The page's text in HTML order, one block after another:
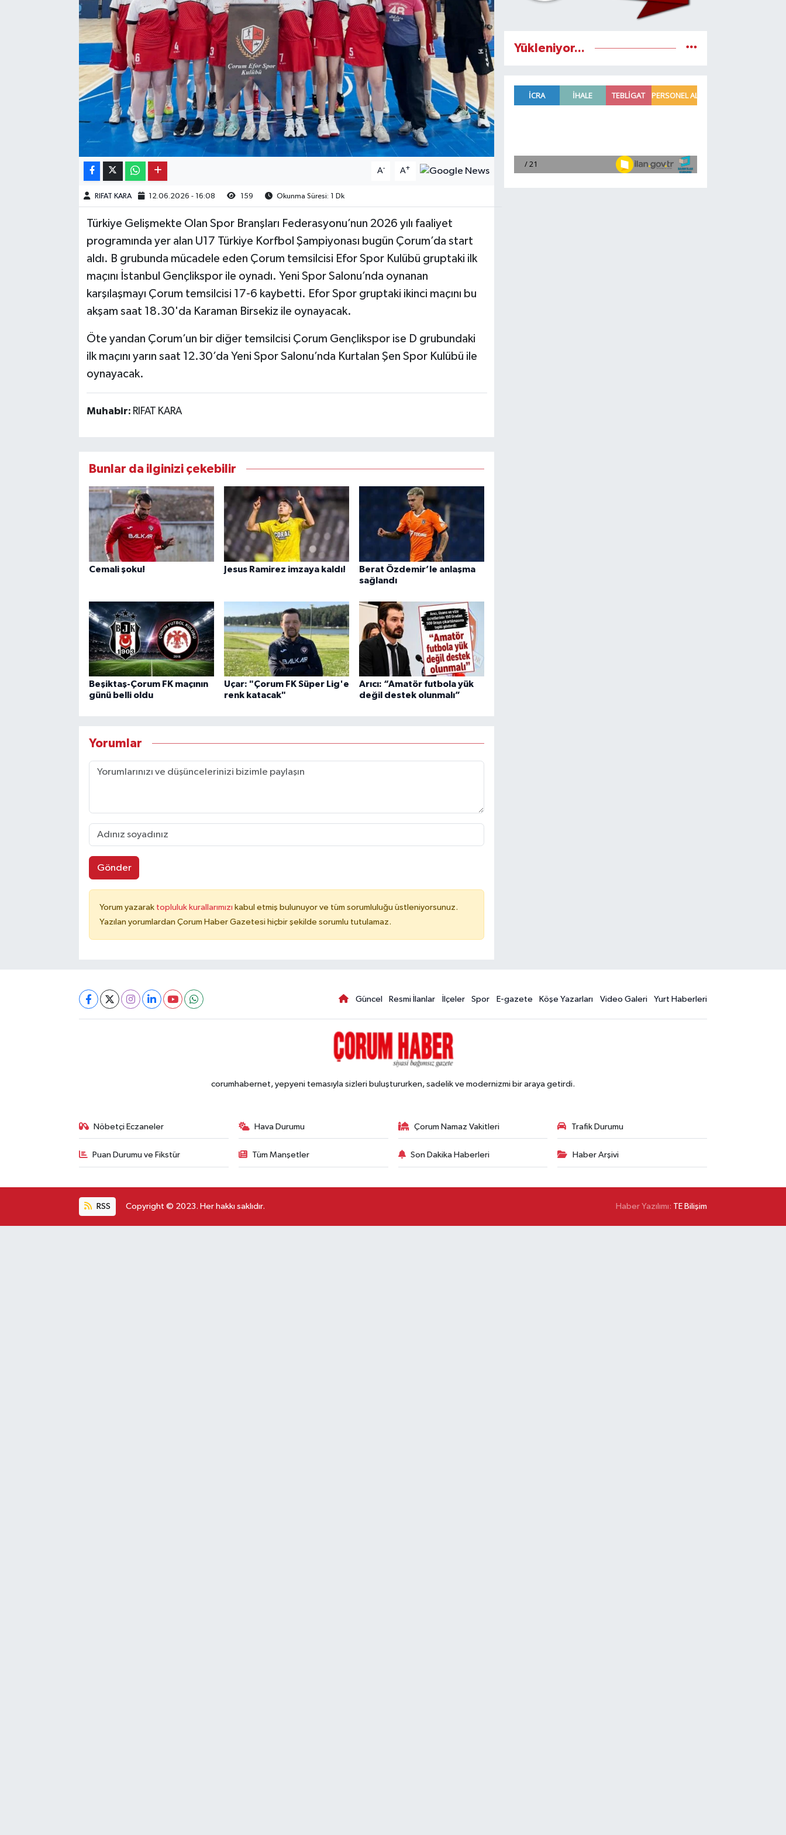
A- A+
RIFAT KARA 12.06.2026 - 16:08 159 Okunma Süresi: 1 Dk
Türkiye Gelişmekte Olan Spor Branşları Federasyonu’nun 2026 yılı faaliyet
programında yer alan U17 Türkiye Korfbol Şampiyonası bugün Çorum’da start
aldı. B grubunda mücadele eden Çorum temsilcisi Efor Spor Kulübü gruptaki ilk
maçını İstanbul Gençlikspor ile oynadı. Yeni Spor Salonu’nda oynanan
karşılaşmayı Çorum temsilcisi 17-6 kaybetti. Efor Spor gruptaki ikinci maçını bu
akşam saat 18.30'da Karaman Birsekiz ile oynayacak.
Öte yandan Çorum’un bir diğer temsilcisi Çorum Gençlikspor ise D grubundaki
ilk maçını yarın saat 12.30’da Yeni Spor Salonu’nda Kurtalan Şen Spor Kulübü ile
oynayacak.
Muhabir: RIFAT KARA
Bunlar da ilginizi çekebilir
Cemali şoku! Jesus Ramirez imzaya kaldı!
Berat Özdemir’le anlaşma
sağlandı
Beşiktaş-Çorum FK maçının
günü belli oldu
Uçar: "Çorum FK Süper Lig'e
renk katacak"
Arıcı: “Amatör futbola yük
değil destek olunmalı”
Yorumlar
Gönder
Yorum yazarak topluluk kurallarımızı kabul etmiş bulunuyor ve tüm sorumluluğu üstleniyorsunuz.
Yazılan yorumlardan Çorum Haber Gazetesi hiçbir şekilde sorumlu tutulamaz.
Yükleniyor...
Güncel Resmi İlanlar İlçeler Spor E-gazete Köşe Yazarları Video Galeri Yurt Haberleri
corumhabernet, yepyeni temasıyla sizleri buluştururken, sadelik ve modernizmi bir araya getirdi.
Nöbetçi Eczaneler Hava Durumu Çorum Namaz Vakitleri Trafik Durumu
Puan Durumu ve Fikstür Tüm Manşetler Son Dakika Haberleri Haber Arşivi
RSS Copyright © 2023. Her hakkı saklıdır. Haber Yazılımı: TE Bilişim